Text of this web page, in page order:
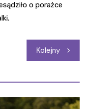
o porażce
Kolejny